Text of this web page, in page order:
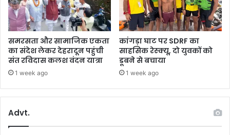
इ
ब
र
सु
र
क्षा
औ
न
मु
समरसता और सामाजिक एकता
का संदेश लेकर देहरादून पहुंची
संत रविदास कलश वंदन यात्रा
1 week ago
कांगड़ा घाट पर SDRF का
साहसिक रेस्क्यू, दो युवकों को
डूबने से बचाया
1 week ago
Advt.